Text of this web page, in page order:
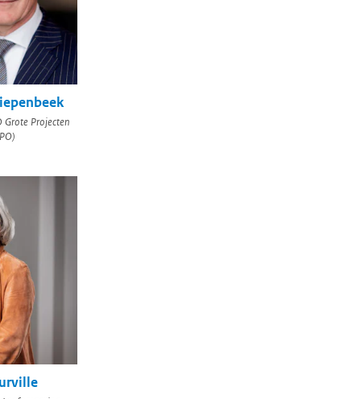
Grote Projecten